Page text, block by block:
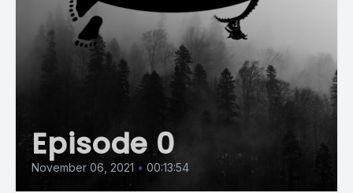
Episode 0
November 06, 2021 • 00:13:54